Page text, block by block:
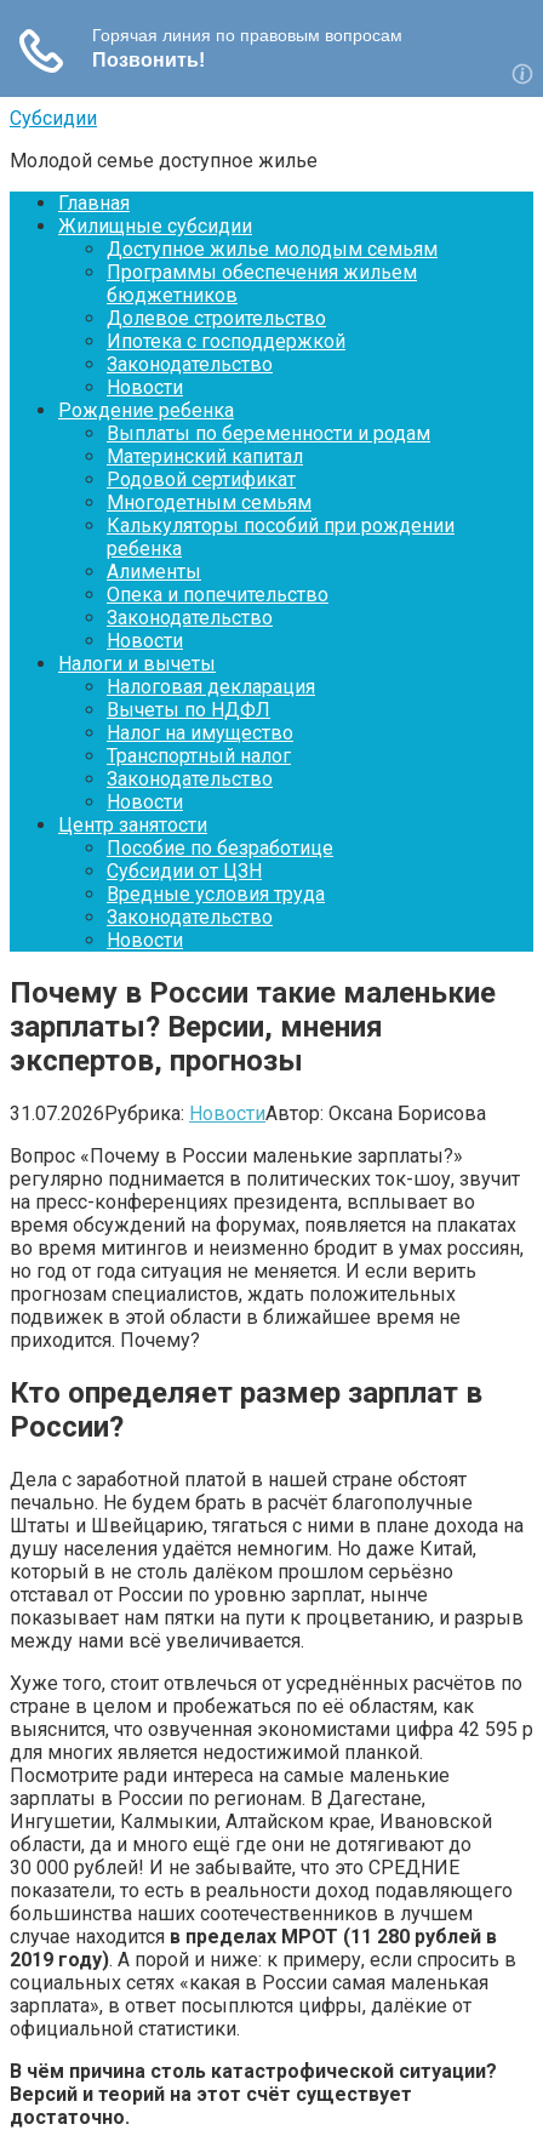
Перейти
контенту
Субсидии
Молодой семье доступное жилье
Главная
Жилищные субсидии
Доступное жилье молодым семьям
Программы обеспечения жильем
бюджетников
Долевое строительство
Ипотека с господдержкой
Законодательство
Новости
Рождение ребенка
Выплаты по беременности и родам
Материнский капитал
Родовой сертификат
Многодетным семьям
Калькуляторы пособий при рождении
ребенка
Алименты
Опека и попечительство
Законодательство
Новости
Налоги и вычеты
Налоговая декларация
Вычеты по НДФЛ
Налог на имущество
Транспортный налог
Законодательство
Новости
Центр занятости
Пособие по безработице
Субсидии от ЦЗН
Вредные условия труда
Законодательство
Новости
Почему в России такие маленькие
зарплаты? Версии, мнения
экспертов, прогнозы
31.07.2026Рубрика: НовостиАвтор: Оксана Борисова
Вопрос «Почему в России маленькие зарплаты?»
регулярно поднимается в политических ток-шоу, звучит
на пресс-конференциях президента, всплывает во
время обсуждений на форумах, появляется на плакатах
во время митингов и неизменно бродит в умах россиян,
но год от года ситуация не меняется. И если верить
прогнозам специалистов, ждать положительных
подвижек в этой области в ближайшее время не
приходится. Почему?
Кто определяет размер зарплат в
России?
Дела с заработной платой в нашей стране обстоят
печально. Не будем брать в расчёт благополучные
Штаты и Швейцарию, тягаться с ними в плане дохода на
душу населения удаётся немногим. Но даже Китай,
который в не столь далёком прошлом серьёзно
отставал от России по уровню зарплат, нынче
показывает нам пятки на пути к процветанию, и разрыв
между нами всё увеличивается.
Хуже того, стоит отвлечься от усреднённых расчётов по
стране в целом и пробежаться по её областям, как
выяснится, что озвученная экономистами цифра 42 595 р
для многих является недостижимой планкой.
Посмотрите ради интереса на самые маленькие
зарплаты в России по регионам. В Дагестане,
Ингушетии, Калмыкии, Алтайском крае, Ивановской
области, да и много ещё где они не дотягивают до
30 000 рублей! И не забывайте, что это СРЕДНИЕ
показатели, то есть в реальности доход подавляющего
большинства наших соотечественников в лучшем
случае находится в пределах МРОТ (11 280 рублей в
2019 году). А порой и ниже: к примеру, если спросить в
социальных сетях «какая в России самая маленькая
зарплата», в ответ посыплются цифры, далёкие от
официальной статистики.
В чём причина столь катастрофической ситуации?
Версий и теорий на этот счёт существует
достаточно.